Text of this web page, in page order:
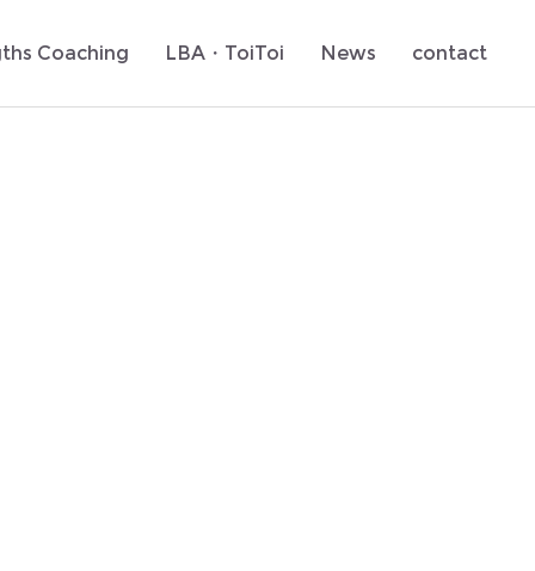
Coaching LBA・ToiToi News contact